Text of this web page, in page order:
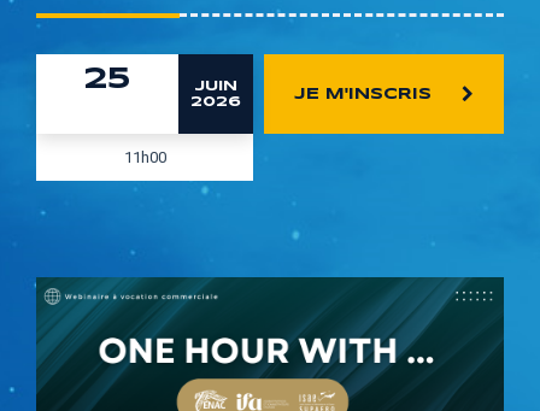
25
JUIN
2026
11h00
JE M'INSCRIS